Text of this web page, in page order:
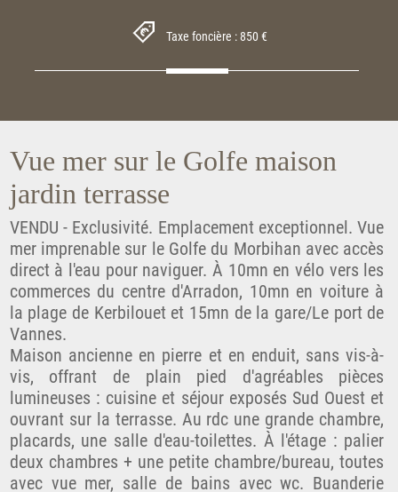
Taxe foncière : 850 €
Vue mer sur le Golfe maison
jardin terrasse
VENDU - Exclusivité. Emplacement exceptionnel. Vue
mer imprenable sur le Golfe du Morbihan avec accès
direct à l'eau pour naviguer. À 10mn en vélo vers les
commerces du centre d'Arradon, 10mn en voiture à
la plage de Kerbilouet et 15mn de la gare/Le port de
Vannes.
Maison ancienne en pierre et en enduit, sans vis-à-
vis, offrant de plain pied d'agréables pièces
lumineuses : cuisine et séjour exposés Sud Ouest et
ouvrant sur la terrasse. Au rdc une grande chambre,
placards, une salle d'eau-toilettes. À l'étage : palier
deux chambres + une petite chambre/bureau, toutes
avec vue mer, salle de bains avec wc. Buanderie